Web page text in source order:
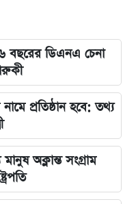
বছরের ডিএনএ চেনা
প্রতিষ্ঠান হবে: তথ্য
অক্লান্ত সংগ্রাম